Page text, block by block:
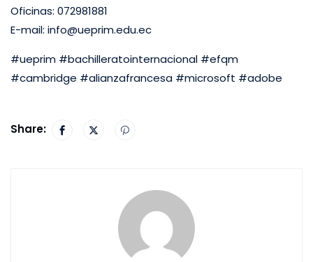
Oficinas: 072981881
E-mail: info@ueprim.edu.ec
#ueprim #bachilleratointernacional #efqm
#cambridge #alianzafrancesa #microsoft #adobe
Share: